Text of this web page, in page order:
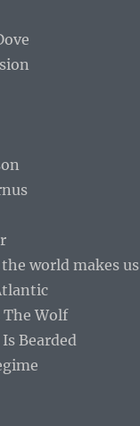
world makes
The Wolf
Bearded